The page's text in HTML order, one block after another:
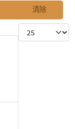
清除
每頁顯示條數